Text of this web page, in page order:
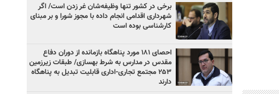
برخی در کشور تنها وظیفه‌شان غر زدن است/ اگر
شهرداری اقدامی انجام داده با مجوز شورا و بر مبنای
کارشناسی بوده است
احصای ۱۸۱ مورد پناهگاه بازمانده از دوران دفاع
مقدس در مدارس به شرط بهسازی/ طبقات زیرزمین
۲۵۳ مجتمع تجاری-اداری قابلیت تبدیل به پناهگاه
دارند